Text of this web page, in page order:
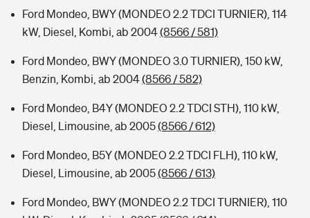
Ford Mondeo, BWY (MONDEO 2.2 TDCI TURNIER), 114
kW, Diesel, Kombi, ab 2004(8566 / 581)
Ford Mondeo, BWY (MONDEO 3.0 TURNIER), 150 kW,
Benzin, Kombi, ab 2004(8566 / 582)
Ford Mondeo, B4Y (MONDEO 2.2 TDCI STH), 110 kW,
Diesel, Limousine, ab 2005(8566 / 612)
Ford Mondeo, B5Y (MONDEO 2.2 TDCI FLH), 110 kW,
Diesel, Limousine, ab 2005(8566 / 613)
Ford Mondeo, BWY (MONDEO 2.2 TDCI TURNIER), 110